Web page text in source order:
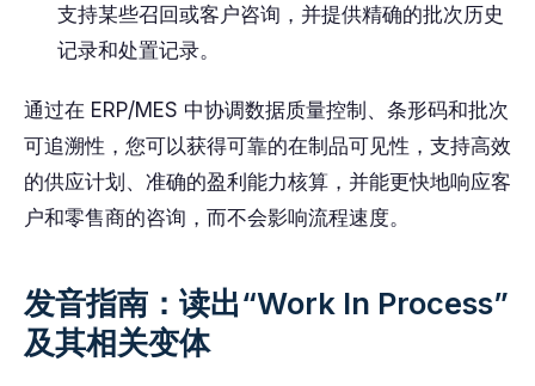
支持某些召回或客户咨询，并提供精确的批次历史
记录和处置记录。
通过在 ERP/MES 中协调数据质量控制、条形码和批次
可追溯性，您可以获得可靠的在制品可见性，支持高效
的供应计划、准确的盈利能力核算，并能更快地响应客
户和零售商的咨询，而不会影响流程速度。
发音指南：读出“Work In Process”
及其相关变体